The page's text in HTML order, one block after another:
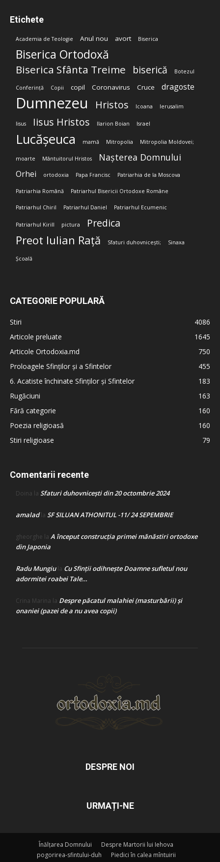
Etichete
Academia de Teologie Anul nou avort Biserica
Biserica Ortodoxă
Biserica Sfânta Treime biserică Botezul
Conferință Copii copil Coronavirus Cruce dragoste
Dumnezeu Hristos Icoana Ierusalim
Iisus Iisus Hristos Ilarion Boian Israel
Lucășeuca mamă Mitropolia Mitropolia Moldovei;
moarte Mântuitorul Hristos Nașterea Domnului
Orhei ortodoxia Papa Francisc Patriarhia de la Moscova
Patriarhia Română Patriarhul Bisericii Ortodoxe Române
Patriarhul Chiril Patriarhul Daniel Patriarhul Ecumenic
Patriarhul Kirill pictura Predica
Preot Iulian Rață Sfaturi duhovnicești; Sinaxa
Școală
CATEGORIE POPULARĂ
Stiri
4086
Articole preluate
1645
Articole Ortodoxia.md
750
Proloagele Sfinților și a Sfintelor
455
6. Acatiste închinate Sfinților și Sfintelor
183
Rugăciuni
163
Fără categorie
160
Poezia religioasă
160
Stiri religioase
79
Comentarii recente
Doina la Sfaturi duhovnicești din 20 octombrie 2024
amaladla SF SILUAN ATHONITUL -11/ 24 SEPEMBRIE
gheorghe la A început construcţia primei mănăstiri ortodoxe
din Japonia
Radu Mungiula Cu Sfinții odihnește Doamne sufletul nou
adormitei roabei Tale…
Crina Marina la Despre păcatul malahiei (masturbării) şi
onaniei (pazei de a nu avea copii)
DESPRE NOI
URMAȚI-NE
Înălțarea Domnului
Despre Martorii lui Iehova
pogorirea-sfintului-duh
Piedici în calea mîntuirii